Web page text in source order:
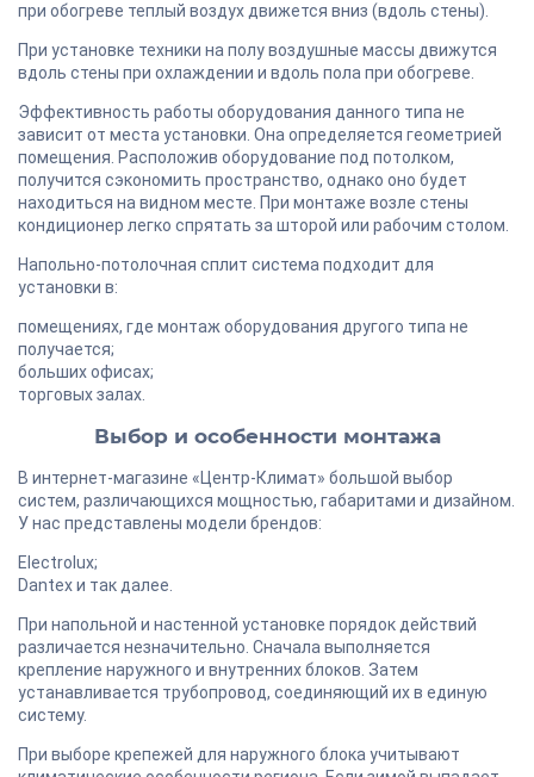
при обогреве теплый воздух движется вниз (вдоль стены).
При установке техники на полу воздушные массы движутся
вдоль стены при охлаждении и вдоль пола при обогреве.
Эффективность работы оборудования данного типа не
зависит от места установки. Она определяется геометрией
помещения. Расположив оборудование под потолком,
получится сэкономить пространство, однако оно будет
находиться на видном месте. При монтаже возле стены
кондиционер легко спрятать за шторой или рабочим столом.
Напольно-потолочная сплит система подходит для
установки в:
помещениях, где монтаж оборудования другого типа не
получается;
больших офисах;
торговых залах.
Выбор и особенности монтажа
В интернет-магазине «Центр-Климат» большой выбор
систем, различающихся мощностью, габаритами и дизайном.
У нас представлены модели брендов:
Electrolux;
Dantex и так далее.
При напольной и настенной установке порядок действий
различается незначительно. Сначала выполняется
крепление наружного и внутренних блоков. Затем
устанавливается трубопровод, соединяющий их в единую
систему.
При выборе крепежей для наружного блока учитывают